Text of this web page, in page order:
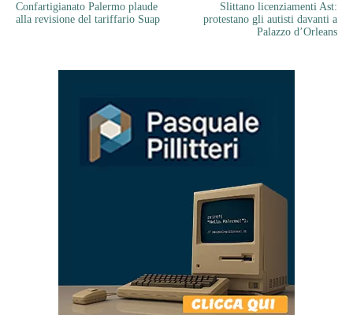
Confartigianato Palermo plaude
alla revisione del tariffario Suap
Slittano licenziamenti Ast:
protestano gli autisti davanti a
Palazzo d’Orleans